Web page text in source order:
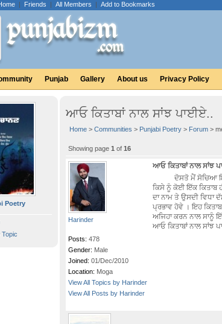
| Friends | All Members | Add to Bookmarks
Punjab Gallery About us Privacy Policy
Poetry
ਆਓ ਕਿਤਾਬਾਂ ਨਾਲ ਸਾਂਝ ਪਾਈਏ..
Home> Communities > Punjabi Poetry> Forum>
Showing page 1 of 16
Harinder
Posts: 478
Gender: Male
Joined: 01/Dec/2010
Location: Moga
View All Topics by Harinder
View All Posts by Harinder
ਆਓ ਕਿਤਾਬਾਂ ਨਾਲ ਸਾਂਝ
ਦੋਸਤੋ ਮੈਂ ਸੋਚਿਆ ਇੱਕ
ਕਿਸੇ ਨੂੰ ਕੋਈ ਇੱਕ ਕਿਤਾਬ
ਦਾ ਨਾਮ ਤੇ ਉਸਦੀ ਵਿਧਾ
ਪ੍ਰਭਾਵ ਹੋਵੇ । ਇਹ
ਅਜਿਹਾ ਕਰਨ ਨਾਲ ਸਾਨੂੰ
ਆਓ ਕਿਤਾਬਾਂ ਨਾਲ ਸਾਂਝ